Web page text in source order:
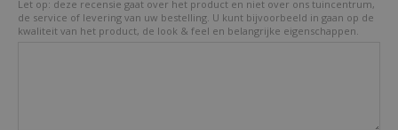
Let op: deze recensie gaat over het product en niet over ons tuincentrum,
de service of levering van uw bestelling. U kunt bijvoorbeeld in gaan op de
kwaliteit van het product, de look & feel en belangrijke eigenschappen.